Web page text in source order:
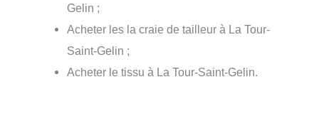
Gelin ;
Acheter les la craie de tailleur à La Tour-
Saint-Gelin ;
Acheter le tissu à La Tour-Saint-Gelin.